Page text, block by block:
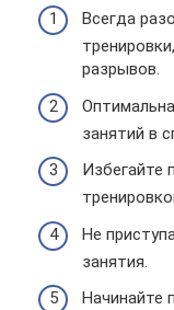
Всегда
разрывов.
занятий в
Избегайте
Не
занятия.
Начинайте